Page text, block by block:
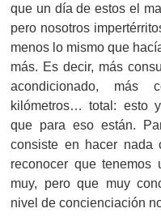
que un día de estos el
pero nosotros
menos lo mismo que
más. Es decir, más
acondicionado, más
kilómetros… total: esto
que para eso están.
consiste en hacer nada
reconocer que tenemos
muy, pero que muy
nivel de concienciación